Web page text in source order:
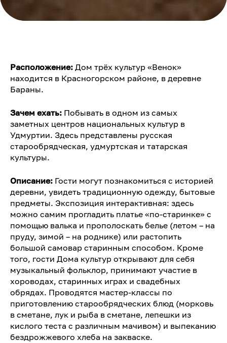
Расположение: Дом трёх культур «Венок»
находится в Красногорском районе, в деревне
Бараны.
Зачем ехать: Побывать в одном из самых
заметных центров национальных культур в
Удмуртии. Здесь представлены русская
старообрядческая, удмуртская и татарская
культуры.
Описание: Гости могут познакомиться с историей
деревни, увидеть традиционную одежду, бытовые
предметы. Экспозиция интерактивная: здесь
можно самим прогладить платье «по-старинке» с
помощью валька и прополоскать белье (летом – на
пруду, зимой – на роднике) или растопить
большой самовар старинным способом. Кроме
того, гости Дома культур открывают для себя
музыкальный фольклор, принимают участие в
хороводах, старинных играх и свадебных
обрядах. Проводятся мастер-классы по
приготовлению старообрядческих блюд (морковь
в сметане, лук и рыба в сметане, лепешки из
кислого теста с различным мачивом) и выпеканию
бездрожжевого хлеба на закваске.